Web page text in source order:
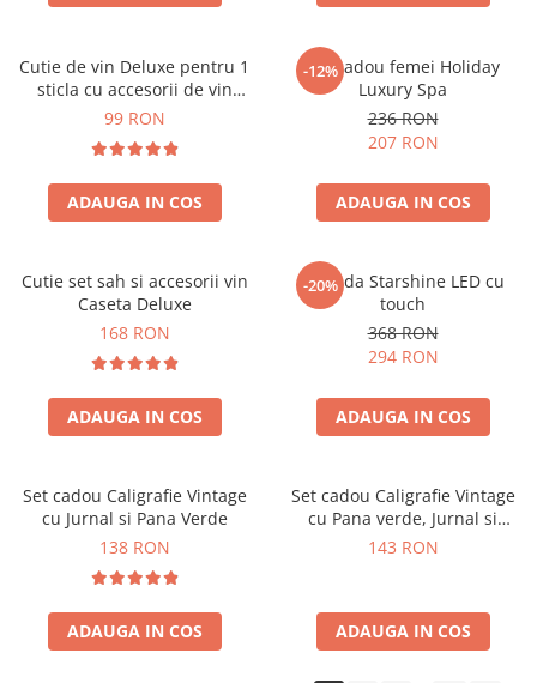
Cutie de vin Deluxe pentru 1
sticla cu accesorii de vin
incluse piele ecologica de
99 RON
ADAUGA IN COS
-12%
Set cadou femei Holiday
Luxury Spa
236 RON
207 RON
ADAUGA IN COS
Cutie set sah si accesorii vin
Caseta Deluxe
168 RON
ADAUGA IN COS
-20%
Oglinda Starshine LED cu
touch
368 RON
294 RON
ADAUGA IN COS
Set cadou Caligrafie Vintage
cu Jurnal si Pana Verde
138 RON
ADAUGA IN COS
Set cadou Caligrafie Vintage
cu Pana verde, Jurnal si
Suport pentru stilou, 9 piese
143 RON
ADAUGA IN COS